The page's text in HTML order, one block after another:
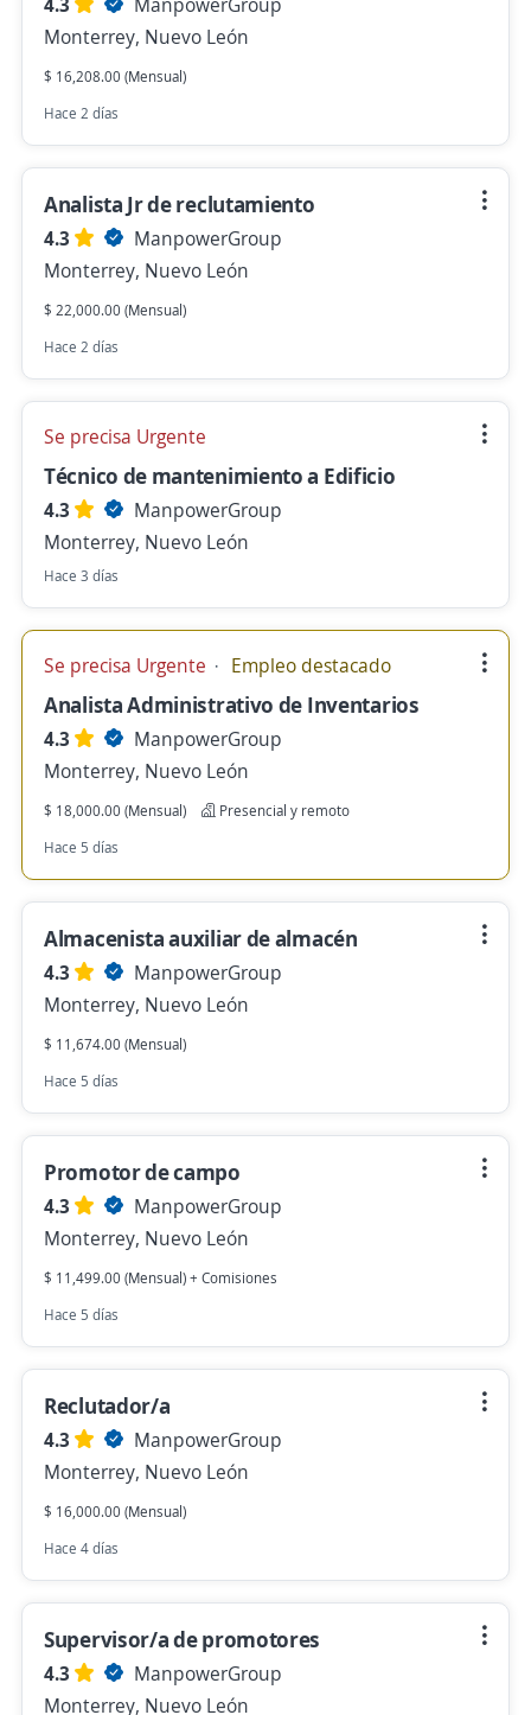
Monterrey, Nuevo León
$ 16,208.00 (Mensual)
Hace 2 días
Analista Jr de reclutamiento
4.3
ManpowerGroup
Monterrey, Nuevo León
$ 22,000.00 (Mensual)
Hace 2 días
Se precisa Urgente
Técnico de mantenimiento a Edificio
4.3
ManpowerGroup
Monterrey, Nuevo León
Hace 3 días
Se precisa Urgente Empleo destacado
Analista Administrativo de Inventarios
4.3
ManpowerGroup
Monterrey, Nuevo León
$ 18,000.00 (Mensual)
Presencial y remoto
Hace 5 días
Almacenista auxiliar de almacén
4.3
ManpowerGroup
Monterrey, Nuevo León
$ 11,674.00 (Mensual)
Hace 5 días
Promotor de campo
4.3
ManpowerGroup
Monterrey, Nuevo León
$ 11,499.00 (Mensual) + Comisiones
Hace 5 días
Reclutador/a
4.3
ManpowerGroup
Monterrey, Nuevo León
$ 16,000.00 (Mensual)
Hace 4 días
Supervisor/a de promotores
4.3
ManpowerGroup
Monterrey, Nuevo León